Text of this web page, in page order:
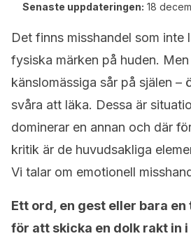
Senaste uppdateringen: 18
Det finns misshandel som inte
fysiska märken på huden.
känslomässiga sår på själen –
svåra att läka. Dessa är
dominerar en annan och där
kritik är de huvudsakliga
Vi talar om emotionell
Ett ord, en gest eller bara
för att skicka en dolk rakt in